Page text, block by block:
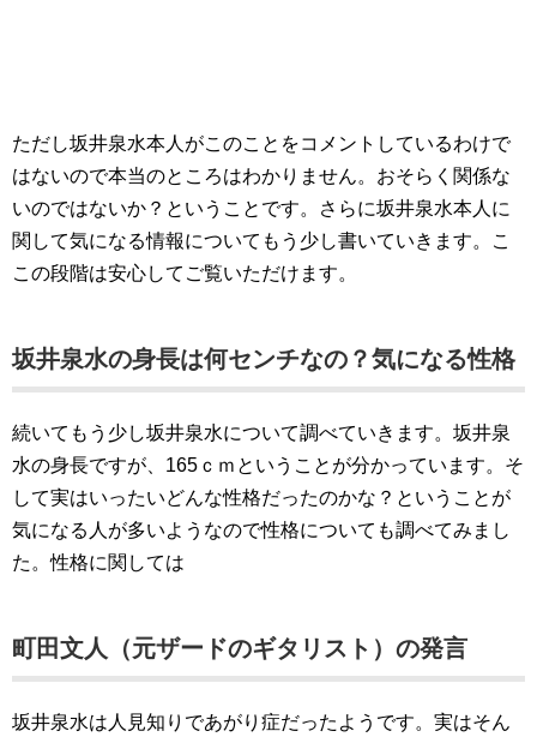
ただし坂井泉水本人がこのことをコメントしているわけで
はないので本当のところはわかりません。おそらく関係な
いのではないか？ということです。さらに坂井泉水本人に
関して気になる情報についてもう少し書いていきます。こ
この段階は安心してご覧いただけます。
坂井泉水の身長は何センチなの？気になる性格
続いてもう少し坂井泉水について調べていきます。坂井泉
水の身長ですが、165ｃｍということが分かっています。そ
して実はいったいどんな性格だったのかな？ということが
気になる人が多いようなので性格についても調べてみまし
た。性格に関しては
町田文人（元ザードのギタリスト）の発言
坂井泉水は人見知りであがり症だったようです。実はそん